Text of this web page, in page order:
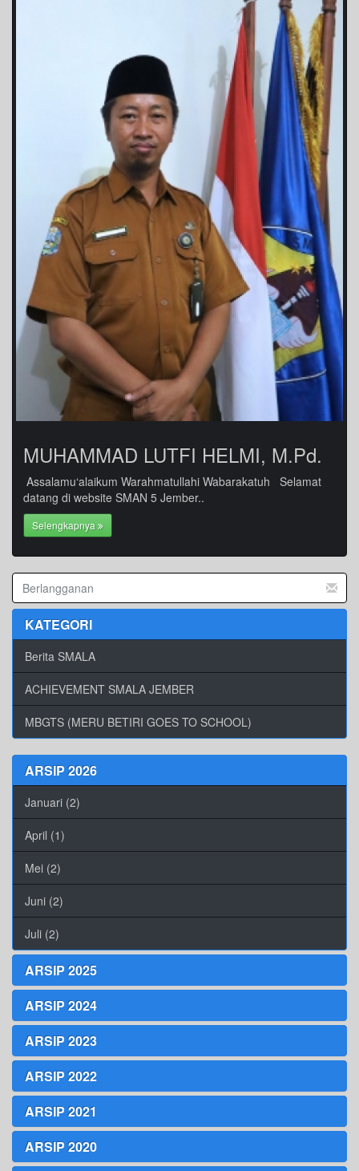
MUHAMMAD LUTFI HELMI, M.Pd.
Assalamu‘alaikum Warahmatullahi Wabarakatuh Selamat
datang di website SMAN 5 Jember..
Selengkapnya
KATEGORI
Berita SMALA
ACHIEVEMENT SMALA JEMBER
MBGTS (MERU BETIRI GOES TO SCHOOL)
ARSIP 2026
Januari (2)
April (1)
Mei (2)
Juni (2)
Juli (2)
ARSIP 2025
ARSIP 2024
ARSIP 2023
ARSIP 2022
ARSIP 2021
ARSIP 2020